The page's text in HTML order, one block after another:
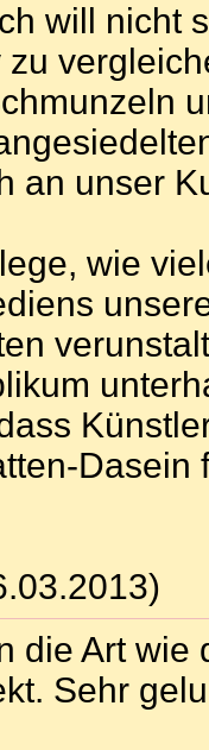
will nicht
an unser
wie
Dasein
die Art wie
Sehr